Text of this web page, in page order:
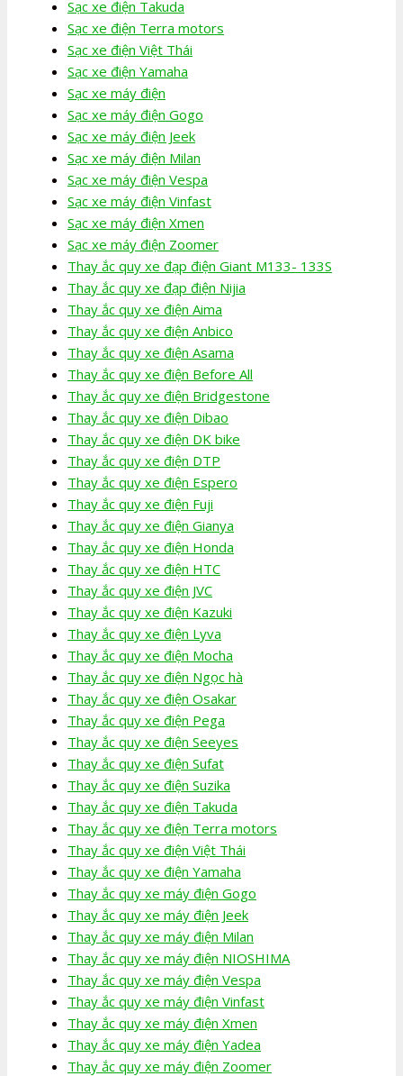
Sạc xe điện Takuda
Sạc xe điện Terra motors
Sạc xe điện Việt Thái
Sạc xe điện Yamaha
Sạc xe máy điện
Sạc xe máy điện Gogo
Sạc xe máy điện Jeek
Sạc xe máy điện Milan
Sạc xe máy điện Vespa
Sạc xe máy điện Vinfast
Sạc xe máy điện Xmen
Sạc xe máy điện Zoomer
Thay ắc quy xe đạp điện Giant M133- 133S
Thay ắc quy xe đạp điện Nijia
Thay ắc quy xe điện Aima
Thay ắc quy xe điện Anbico
Thay ắc quy xe điện Asama
Thay ắc quy xe điện Before All
Thay ắc quy xe điện Bridgestone
Thay ắc quy xe điện Dibao
Thay ắc quy xe điện DK bike
Thay ắc quy xe điện DTP
Thay ắc quy xe điện Espero
Thay ắc quy xe điện Fuji
Thay ắc quy xe điện Gianya
Thay ắc quy xe điện Honda
Thay ắc quy xe điện HTC
Thay ắc quy xe điện JVC
Thay ắc quy xe điện Kazuki
Thay ắc quy xe điện Lyva
Thay ắc quy xe điện Mocha
Thay ắc quy xe điện Ngọc hà
Thay ắc quy xe điện Osakar
Thay ắc quy xe điện Pega
Thay ắc quy xe điện Seeyes
Thay ắc quy xe điện Sufat
Thay ắc quy xe điện Suzika
Thay ắc quy xe điện Takuda
Thay ắc quy xe điện Terra motors
Thay ắc quy xe điện Việt Thái
Thay ắc quy xe điện Yamaha
Thay ắc quy xe máy điện Gogo
Thay ắc quy xe máy điện Jeek
Thay ắc quy xe máy điện Milan
Thay ắc quy xe máy điện NIOSHIMA
Thay ắc quy xe máy điện Vespa
Thay ắc quy xe máy điện Vinfast
Thay ắc quy xe máy điện Xmen
Thay ắc quy xe máy điện Yadea
Thay ắc quy xe máy điện Zoomer